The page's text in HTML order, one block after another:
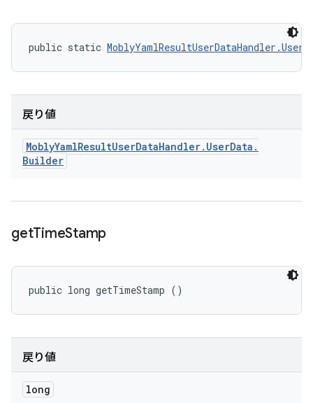
public static
戻り値
MoblyYamlResultUserDataHandler. UserData .
Builder
getTimeStamp
public long getTimeStamp ()
戻り値
long